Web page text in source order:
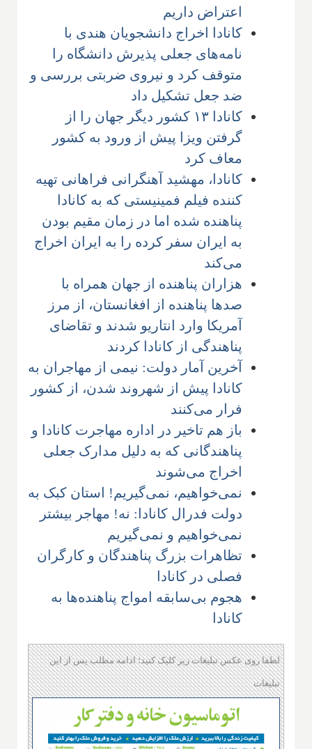
اعتراض داریم
کانادا اخراج دانشجویان هندی با
نامه‌های جعلی پذیرش دانشگاه را
متوقف کرد و نیروی ضربتی بررسی و
ضد جعل تشکیل داد
کانادا ۱۳ کشور دیگر جهان را از
گرفتن ویزا پیش از ورود به کشور
معاف کرد
کانادا، مهشید آهنگرانی فراهانی تهیه
کننده فیلم فمینیستی که به کانادا
پناهنده شده اما در زمان مقیم بودن
به ایران سفر کرده را به ایران اخراج
می‌کند
هزاران پناهنده از جهان همراه با
صدها پناهنده از افغانستان، از مرز
آمریکا وارد انتاریو شدند و تقاضای
پناهندگی از کانادا کردند
آخرین آمار دولت: نیمی از مهاجران به
کانادا پیش از شهروند شدن، از کشور
فرار می‌کنند
باز هم تاخیر در اداره مهاجرت کانادا و
پناهندگانی که به دلیل مدارک جعلی
اخراج می‌شوند
نمی‌خواهیم، نمی‌گیریم! استان کبک به
دولت فدرال کانادا: نه! مهاجر بیشتر
نمی‌خواهیم و نمی‌گیریم
تظاهرات بزرگ پناهندگان و کارگران
فصلی در کانادا
هجوم بی‌سابقه امواج پناهنده‌ها به
کانادا
لطفا روی عکس تبلیغات زیر کلیک کنید؛ ادامه مطلب پس از این
تبلیغات